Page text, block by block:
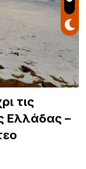
τις
Ελλάδας –